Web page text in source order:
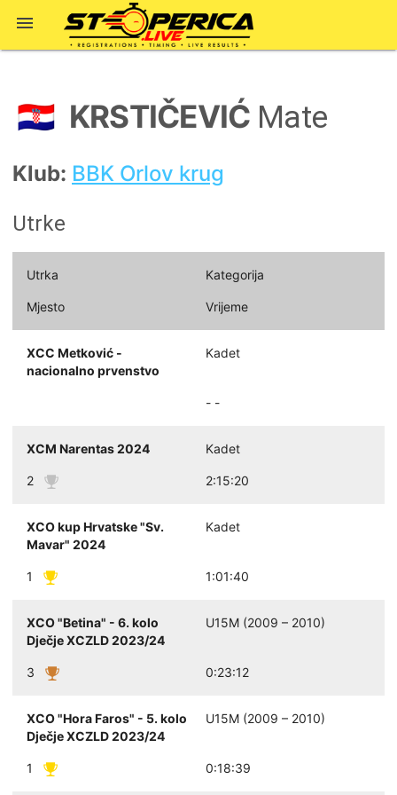

🇭🇷 KRSTIČEVIĆ Mate
Klub: BBK Orlov krug
Utrke
Utrka Kategorija
Mjesto Vrijeme
XCC Metković -
nacionalno prvenstvo
Kadet
- -
XCM Narentas 2024 Kadet
2 2:15:20
XCO kup Hrvatske "Sv.
Mavar" 2024
Kadet
1 1:01:40
XCO "Betina" - 6. kolo
Dječje XCZLD 2023/24
U15M (2009 – 2010)
3 0:23:12
XCO "Hora Faros" - 5. kolo
Dječje XCZLD 2023/24
U15M (2009 – 2010)
1 0:18:39